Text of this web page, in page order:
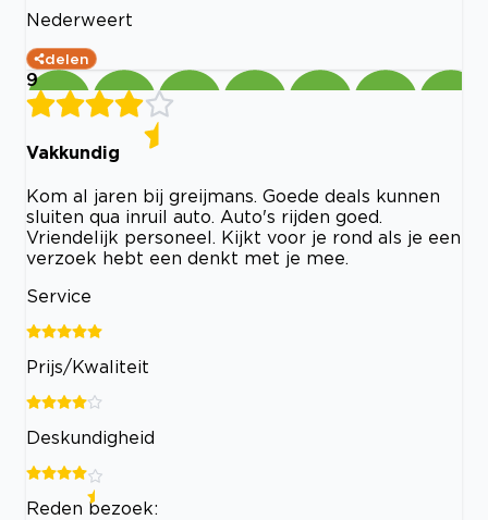
Nederweert
delen
9
Vakkundig
Kom al jaren bij greijmans. Goede deals kunnen
sluiten qua inruil auto. Auto's rijden goed.
Vriendelijk personeel. Kijkt voor je rond als je een
verzoek hebt een denkt met je mee.
Service
Prijs/Kwaliteit
Deskundigheid
Reden bezoek: